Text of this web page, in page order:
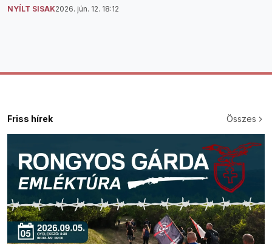
NYÍLT SISAK2026. jún. 12. 18:12
Friss hírek Összes